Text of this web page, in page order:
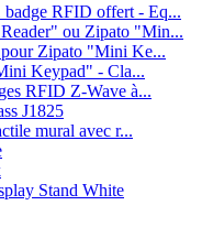
RFID offert - Eq...
ou Zipato "Min...
Zipato "Mini Ke...
Keypad" - Cla...
RFID Z-Wave à...
J1825
mural avec r...
Stand White